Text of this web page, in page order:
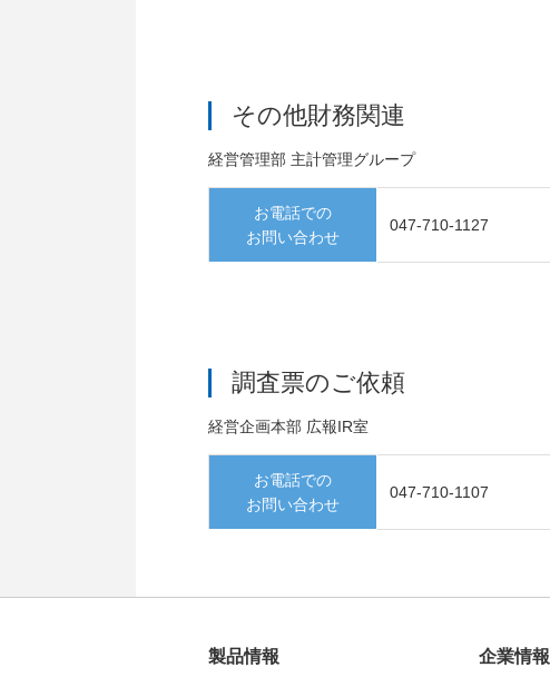
その他財務関連
経営管理部 主計管理グループ
お電話での
お問い合わせ
047-710-1127
調査票のご依頼
経営企画本部 広報IR室
お電話での
お問い合わせ
047-710-1107
製品情報 企業情報